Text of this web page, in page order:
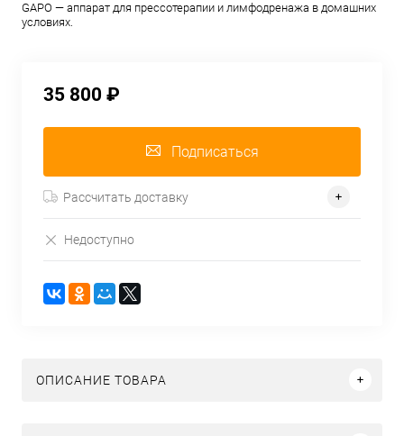
GAPO — аппарат для прессотерапии и лимфодренажа в домашних
условиях.
35 800 ₽
Подписаться
Рассчитать доставку
Недоступно
ОПИСАНИЕ ТОВАРА